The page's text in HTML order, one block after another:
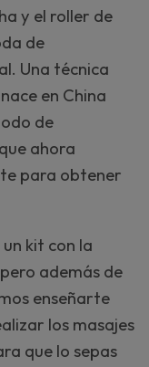
y el roller de
de
Una técnica
en China
de
ahora
para obtener
kit con la
además de
enseñarte
los masajes
que lo sepas